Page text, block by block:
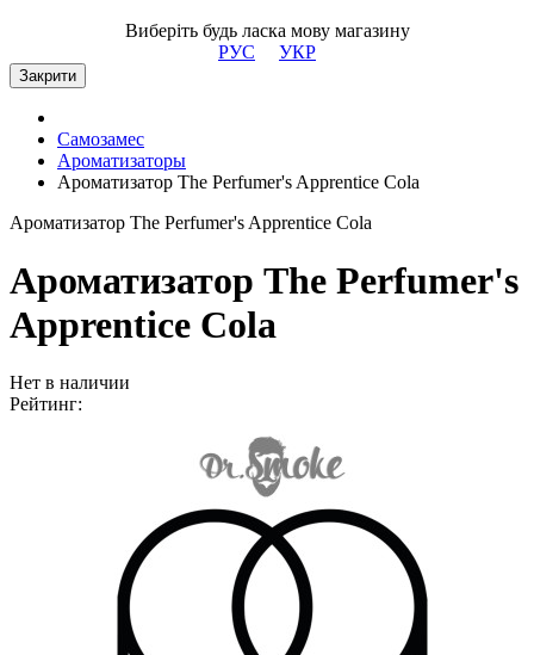
Виберіть будь ласка мову магазину
РУС
УКР
Закрити
Самозамес
Ароматизаторы
Ароматизатор The Perfumer's Apprentice Cola
Ароматизатор The Perfumer's Apprentice Cola
Ароматизатор The Perfumer's
Apprentice Cola
Нет в наличии
Рейтинг: